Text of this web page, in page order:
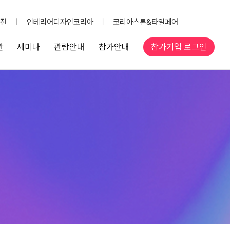
인테리어디자인코리아
코리아스톤&타일페어
세미나 관람안내 참가안내 참가기업 로그인